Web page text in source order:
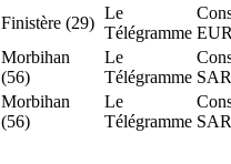
Finistère (29)
Le
Télégramme
Morbihan
(56)
Le
Télégramme
Morbihan
(56)
Le
Télégramme